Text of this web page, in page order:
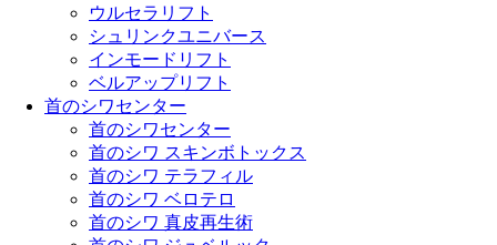
ウルセラリフト
シュリンクユニバース
インモードリフト
ベルアップリフト
首のシワセンター
首のシワセンター
首のシワ スキンボトックス
首のシワ テラフィル
首のシワ ベロテロ
首のシワ 真皮再生術